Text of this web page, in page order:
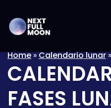
Home»Calendario lunar
FASES